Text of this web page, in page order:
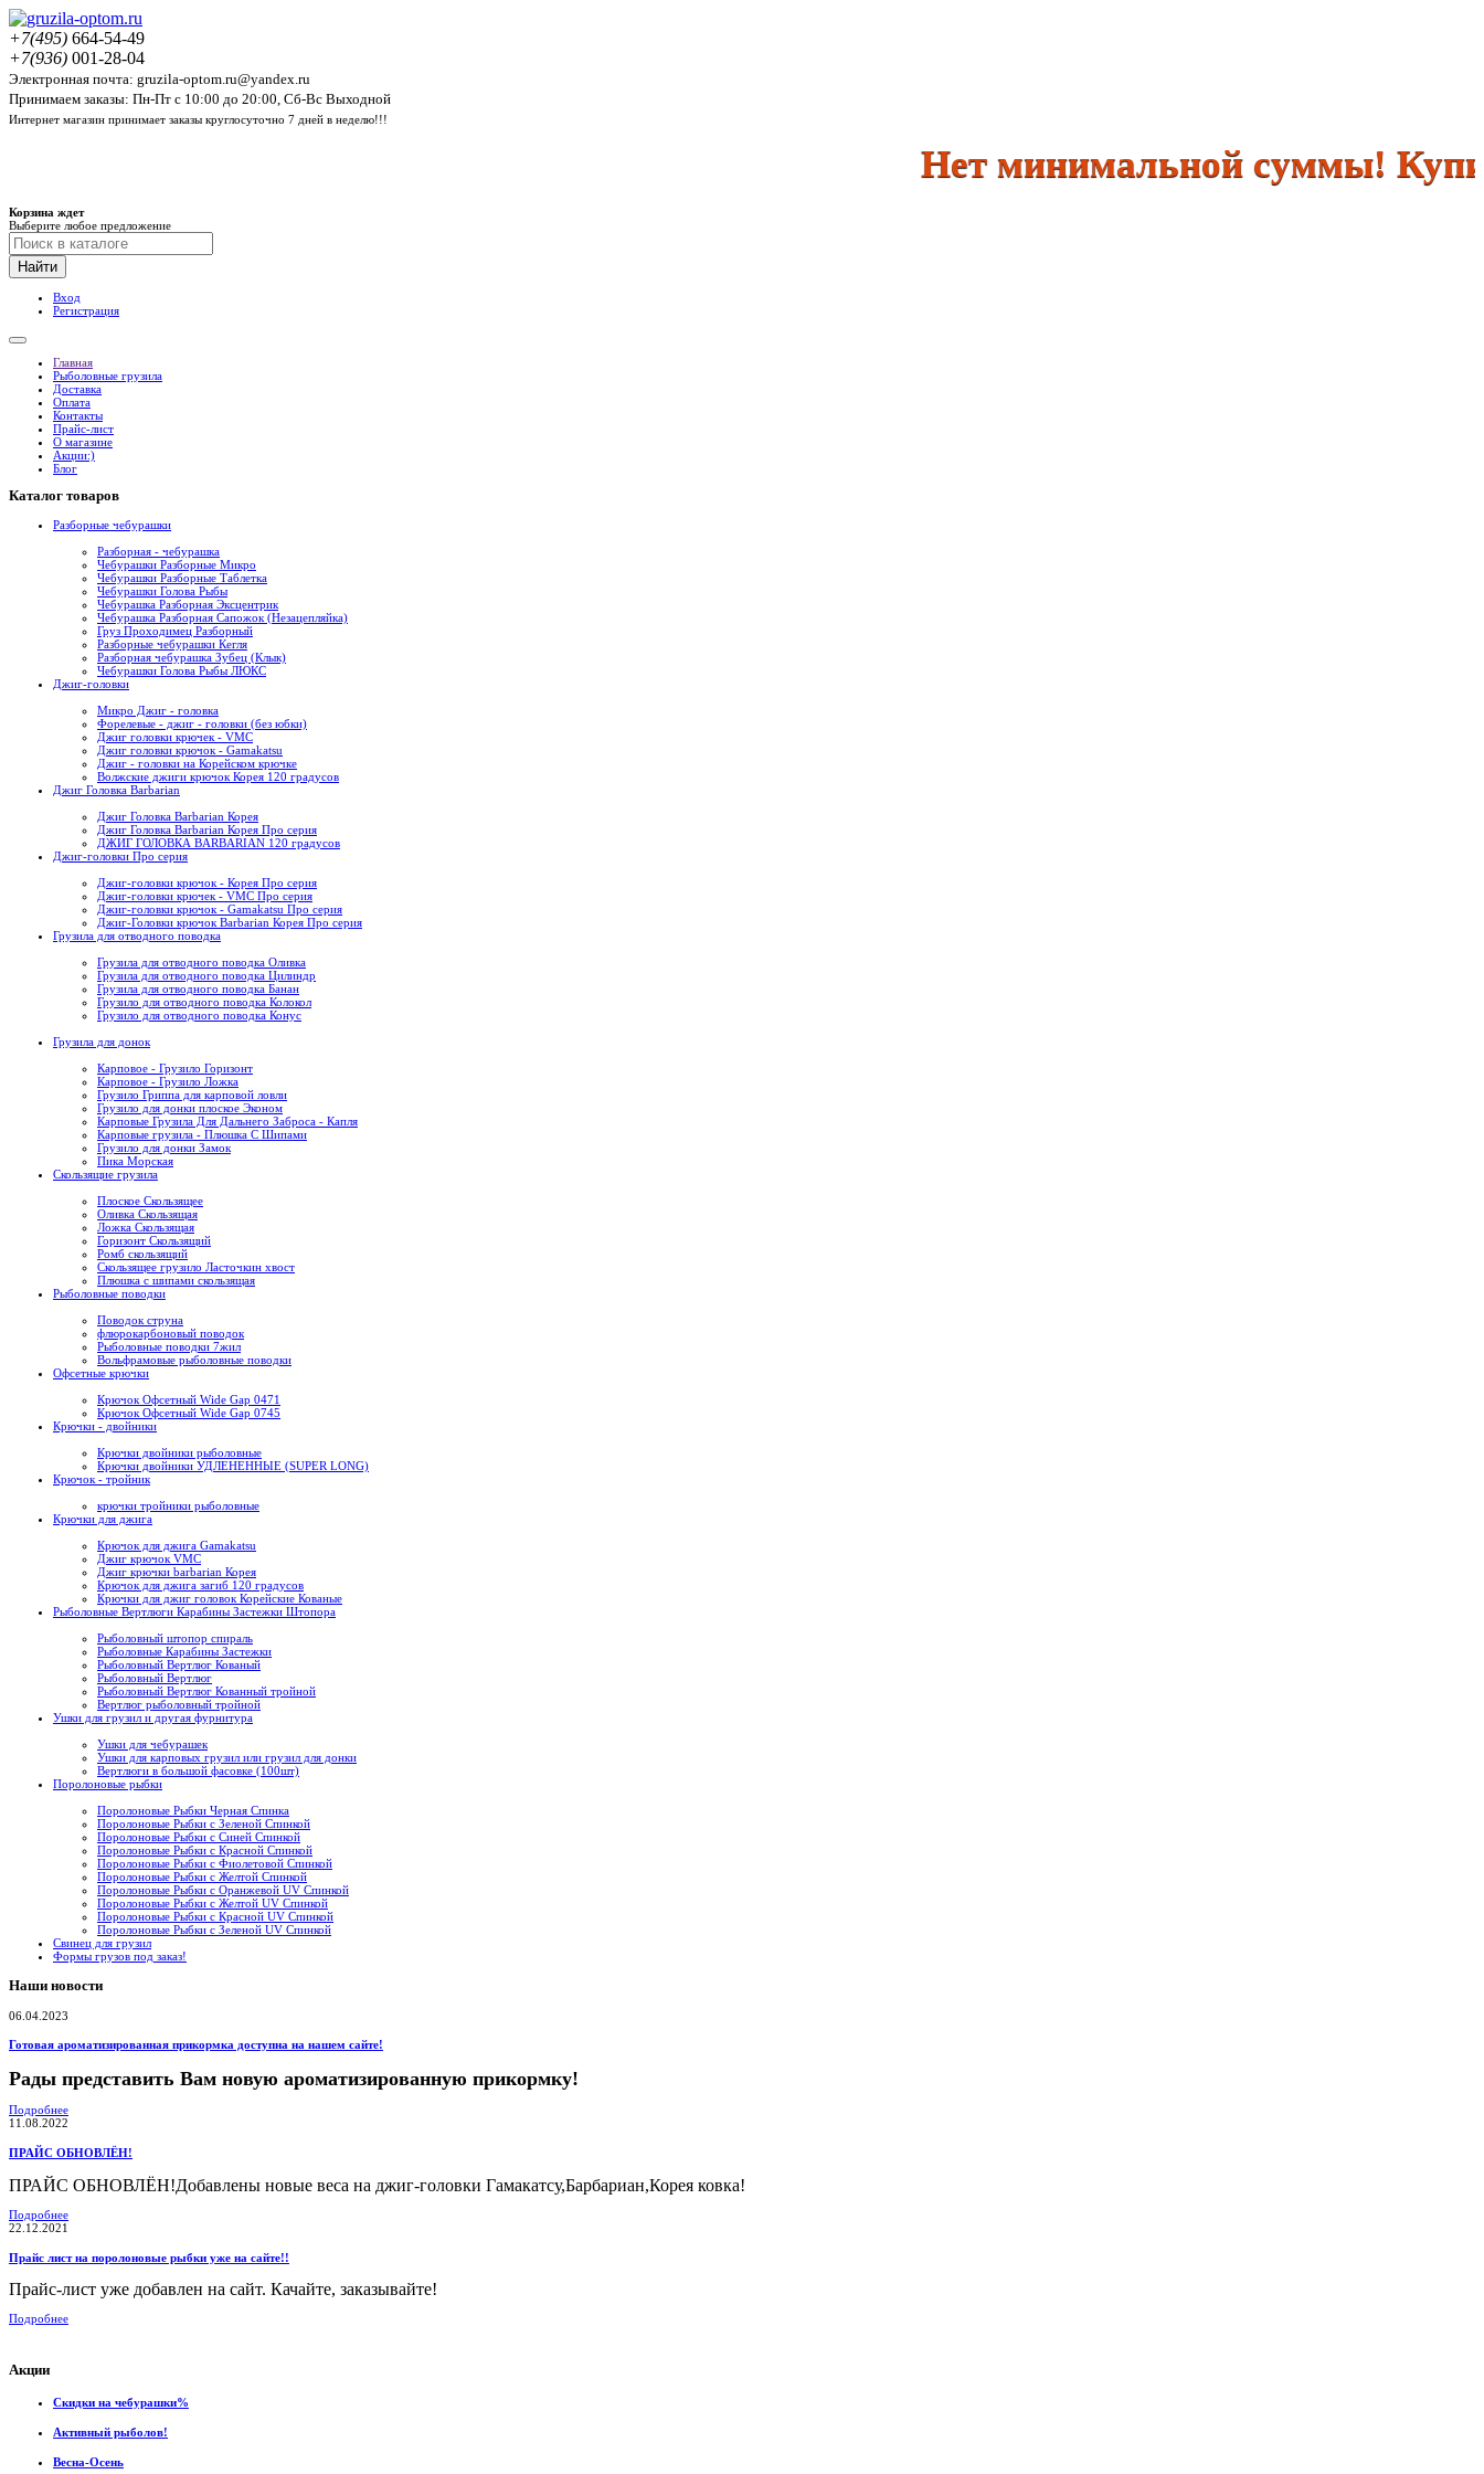
+7(495) 664-54-49
+7(936) 001-28-04
Электронная почта: gruzila-optom.ru@yandex.ru
Принимаем заказы: Пн-Пт с 10:00 до 20:00, Сб-Вс Выходной
Интернет магазин принимает заказы круглосуточно 7 дней в неделю!!!
Нет минимальной суммы! Купить
Корзина ждет
Выберите любое предложение
Найти
Вход
Регистрация
Главная
Рыболовные грузила
Доставка
Оплата
Контакты
Прайс-лист
О магазине
Акции:)
Блог
Каталог товаров
Разборные чебурашки
Разборная - чебурашка
Чебурашки Разборные Микро
Чебурашки Разборные Таблетка
Чебурашки Голова Рыбы
Чебурашка Разборная Эксцентрик
Чебурашка Разборная Сапожок (Незацепляйка)
Груз Проходимец Разборный
Разборные чебурашки Кегля
Разборная чебурашка Зубец (Клык)
Чебурашки Голова Рыбы ЛЮКС
Джиг-головки
Микро Джиг - головка
Форелевые - джиг - головки (без юбки)
Джиг головки крючек - VMC
Джиг головки крючок - Gamakatsu
Джиг - головки на Корейском крючке
Волжские джиги крючок Корея 120 градусов
Джиг Головка Barbarian
Джиг Головка Barbarian Корея
Джиг Головка Barbarian Корея Про серия
ДЖИГ ГОЛОВКА BARBARIAN 120 градусов
Джиг-головки Про серия
Джиг-головки крючок - Корея Про серия
Джиг-головки крючек - VMC Про серия
Джиг-головки крючок - Gamakatsu Про серия
Джиг-Головки крючок Barbarian Корея Про серия
Грузила для отводного поводка
Грузила для отводного поводка Оливка
Грузила для отводного поводка Цилиндр
Грузила для отводного поводка Банан
Грузило для отводного поводка Колокол
Грузило для отводного поводка Конус
Грузила для донок
Карповое - Грузило Горизонт
Карповое - Грузило Ложка
Грузило Гриппа для карповой ловли
Грузило для донки плоское Эконом
Карповые Грузила Для Дальнего Заброса - Капля
Карповые грузила - Плюшка С Шипами
Грузило для донки Замок
Пика Морская
Скользящие грузила
Плоское Скользящее
Оливка Скользящая
Ложка Скользящая
Горизонт Скользящий
Ромб скользящий
Скользящее грузило Ласточкин хвост
Плюшка с шипами скользящая
Рыболовные поводки
Поводок струна
флюрокарбоновый поводок
Рыболовные поводки 7жил
Вольфрамовые рыболовные поводки
Офсетные крючки
Крючок Офсетный Wide Gap 0471
Крючок Офсетный Wide Gap 0745
Крючки - двойники
Крючки двойники рыболовные
Крючки двойники УДЛЕНЕННЫЕ (SUPER LONG)
Крючок - тройник
крючки тройники рыболовные
Крючки для джига
Крючок для джига Gamakatsu
Джиг крючок VMC
Джиг крючки barbarian Корея
Крючок для джига загиб 120 градусов
Крючки для джиг головок Корейские Кованые
Рыболовные Вертлюги Карабины Застежки Штопора
Рыболовный штопор спираль
Рыболовные Карабины Застежки
Рыболовный Вертлюг Кованый
Рыболовный Вертлюг
Рыболовный Вертлюг Кованный тройной
Вертлюг рыболовный тройной
Ушки для грузил и другая фурнитура
Ушки для чебурашек
Ушки для карповых грузил или грузил для донки
Вертлюги в большой фасовке (100шт)
Поролоновые рыбки
Поролоновые Рыбки Черная Спинка
Поролоновые Рыбки с Зеленой Спинкой
Поролоновые Рыбки с Синей Спинкой
Поролоновые Рыбки с Красной Спинкой
Поролоновые Рыбки с Фиолетовой Спинкой
Поролоновые Рыбки с Желтой Спинкой
Поролоновые Рыбки с Оранжевой UV Спинкой
Поролоновые Рыбки с Желтой UV Спинкой
Поролоновые Рыбки с Красной UV Спинкой
Поролоновые Рыбки с Зеленой UV Спинкой
Свинец для грузил
Формы грузов под заказ!
Наши новости
06.04.2023
Готовая ароматизированная прикормка доступна на нашем сайте!
Рады представить Вам новую ароматизированную прикормку!
Подробнее
11.08.2022
ПРАЙС ОБНОВЛЁН!
ПРАЙС ОБНОВЛЁН!Добавлены новые веса на джиг-головки Гамакатсу,Барбариан,Корея ковка!
Подробнее
22.12.2021
Прайс лист на поролоновые рыбки уже на сайте!!
Прайс-лист уже добавлен на сайт. Качайте, заказывайте!
Подробнее
Акции
Скидки на чебурашки%
Активный рыболов!
Весна-Осень